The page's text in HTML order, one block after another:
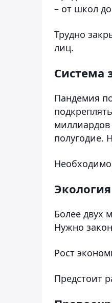
– от школ
Трудно
лиц.
Система
Пандемия
полугодие.
Экология
Более двух
Нужно
Рост
Предстоит